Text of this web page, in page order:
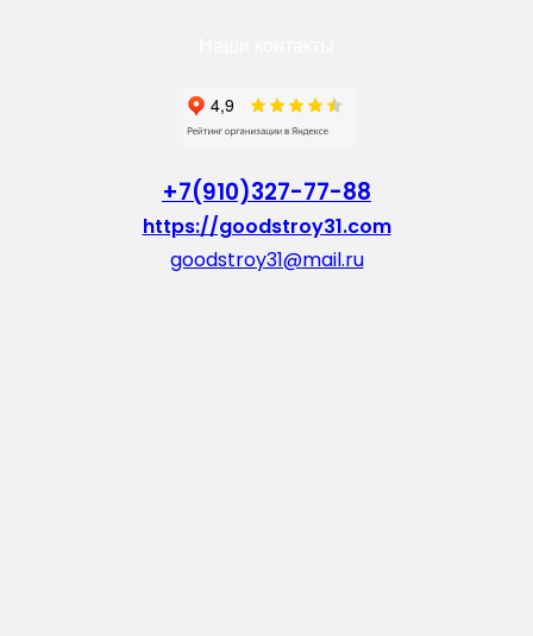
+7(910)327-77-88
https://goodstroy31.com
goodstroy31@mail.ru